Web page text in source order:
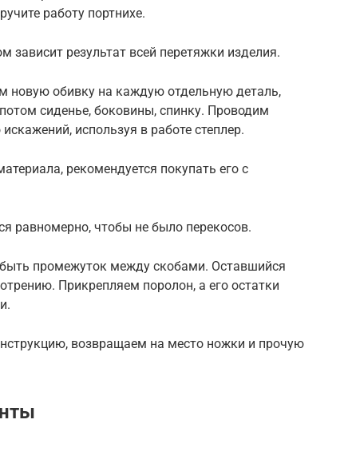
работу портнихе.
зависит результат всей перетяжки изделия.
новую обивку на каждую отдельную деталь,
сиденье, боковины, спинку. Проводим
используя в работе степлер.
рекомендуется покупать его с
равномерно, чтобы не было перекосов.
промежуток между скобами. Оставшийся
Прикрепляем поролон, а его остатки
возвращаем на место ножки и прочую